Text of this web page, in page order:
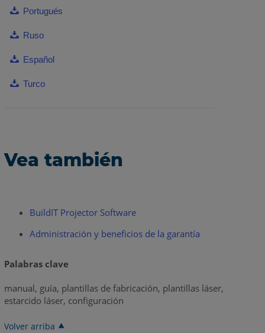
Portugués
Ruso
Español
Turco
Vea también
BuildIT Projector Software
Administración y beneficios de la garantía
Palabras clave
manual, guía, plantillas de fabricación, plantillas láser,
estarcido láser, configuración
Volver arriba